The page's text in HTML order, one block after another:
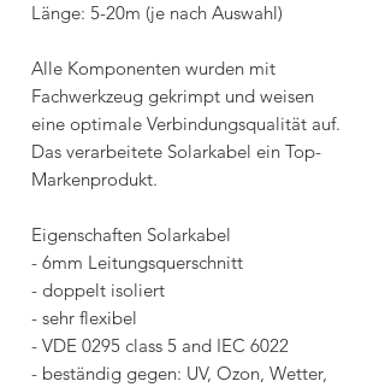
Länge: 5-20m (je nach Auswahl)
Alle Komponenten wurden mit
Fachwerkzeug gekrimpt und weisen
eine optimale Verbindungsqualität auf.
Das verarbeitete Solarkabel ein Top-
Markenprodukt.
Eigenschaften Solarkabel
- 6mm Leitungsquerschnitt
- doppelt isoliert
- sehr flexibel
- VDE 0295 class 5 and IEC 6022
- beständig gegen: UV, Ozon, Wetter,